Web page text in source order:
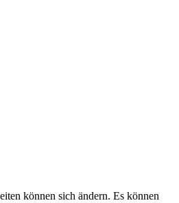
können sich ändern. Es können